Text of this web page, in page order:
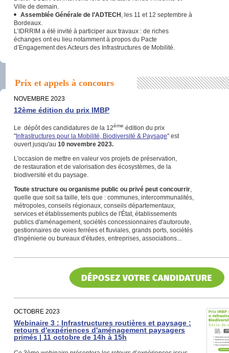
Ville de demain.
Assemblée Générale de l’ADTECH , les 11 et 12 septembre à
Bordeaux.
L’IDRRIM a été invité à participer aux travaux : de riches
échanges ont eu lieu notamment à propos du Pacte
d’Engagement des Acteurs des Infrastructures de Mobilité.
Prix et appels à concours
NOVEMBRE 2023
12ème édition du prix IMBP
Le dépôt des candidatures de la 12ème édition du prix
" Infrastructures pour la Mobilité, Biodiversité & Paysage" est
ouvert jusqu'au 10 novembre 2023.
L'occasion de mettre en valeur vos projets de préservation,
de restauration et de valorisation des écosystèmes, de la
biodiversité et du paysage.
Toute structure ou organisme public ou privé peut concourrir,
quelle que soit sa taille, tels que : communes, intercommunalités,
métropoles, conseils régionaux, conseils départementaux,
services et établissements publics de l'État, établissements
publics d'aménagement, sociétés concessionnaires d'autoroute,
gestionnaires de voies ferrées et fluviales, grands ports, sociétés
d'ingénierie ou bureaux d'études, entreprises, associations...
OCTOBRE 2023
Webinaire 3 : Infrastructures routières et paysage :
retours d'expériences d'aménagement paysagers
primés | 11 octobre de 14h à 15h